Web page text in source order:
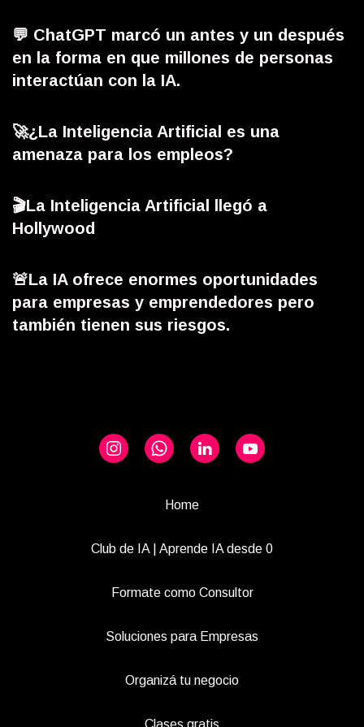
💬 ChatGPT marcó un antes y un después
en la forma en que millones de personas
interactúan con la IA.
🚀¿La Inteligencia Artificial es una
amenaza para los empleos?
🎬La Inteligencia Artificial llegó a
Hollywood
🚨La IA ofrece enormes oportunidades
para empresas y emprendedores pero
también tienen sus riesgos.
Home
Club de IA | Aprende IA desde 0
Formate como Consultor
Soluciones para Empresas
Organizá tu negocio
Clases gratis